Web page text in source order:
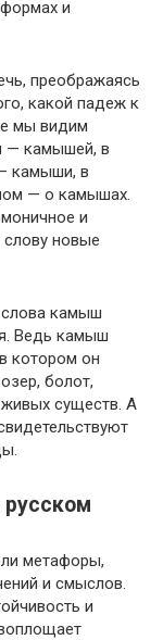
и
преображаясь
какой падеж к
мы видим
— камышей, в
камыши, в
— о камышах.
и
слову новые
камыш
Ведь камыш
котором он
болот,
существ. А
метафоры,
и смыслов.
и